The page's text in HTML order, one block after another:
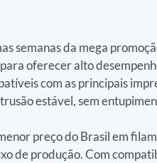
semanas da mega
oferecer alto
com as principais
estável, sem
preço do Brasil em
de produção. Com